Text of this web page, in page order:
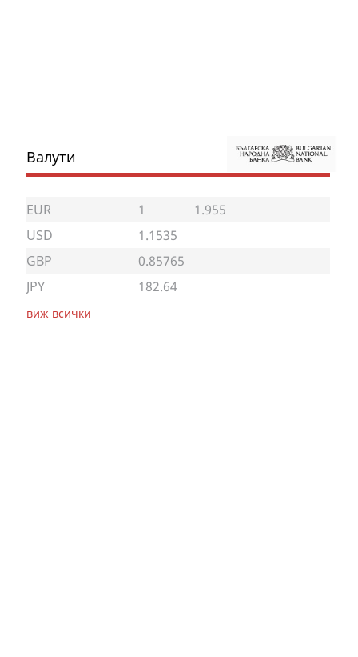
Валути
EUR 1
1.955
USD
1.1535
GBP
0.85765
JPY
182.64
виж всички